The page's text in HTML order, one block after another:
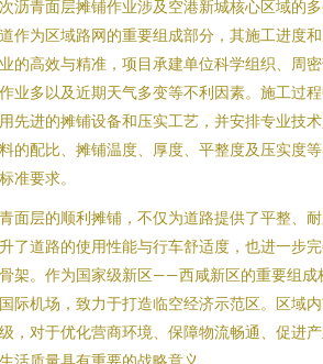
沥青面层摊铺作业涉及空港新城核心区域的
作为区域路网的重要组成部分，其施工进度
的高效与精准，项目承建单位科学组织、周
业多以及近期天气多变等不利因素。施工过
先进的摊铺设备和压实工艺，并安排专业技
的配比、摊铺温度、厚度、平整度及压实度
准要求。
面层的顺利摊铺，不仅为道路提供了平整、
了道路的使用性能与行车舒适度，也进一步
架。作为国家级新区——西咸新区的重要组成
际机场，致力于打造临空经济示范区。区域
，对于优化营商环境、保障物流畅通、促进
活质量具有重要的战略意义。